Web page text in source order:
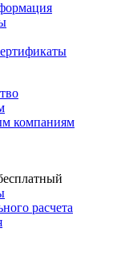
компаниям
расчета